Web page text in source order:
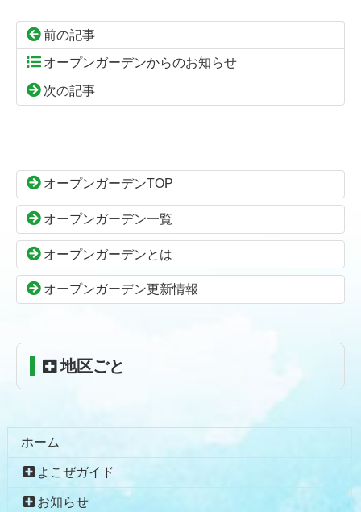
前の記事
オープンガーデンからのお知らせ
次の記事
ン
本
文
先
へ
る
の
頭
へ
る
オープンガーデンTOP
オープンガーデン一覧
オープンガーデンとは
オープンガーデン更新情報
地区ごと
ホーム
よこぜガイド
お知らせ